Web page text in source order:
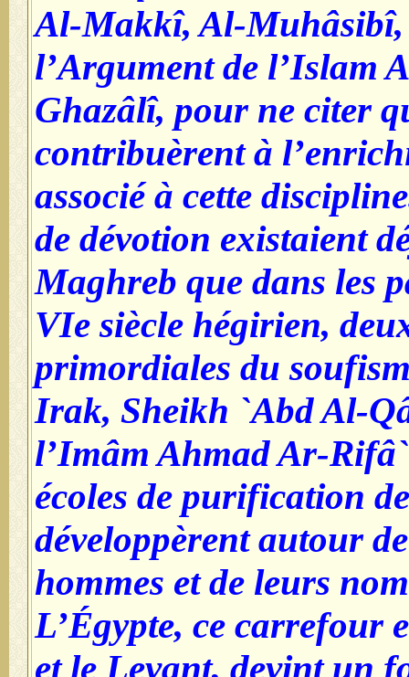
Al-Makkî, Al-
l’Argument de l’Islam
Ghazâlî, pour ne citer
contribuèrent à
associé à cette
de dévotion existaient
Maghreb que dans les
VIe siècle hégirien,
primordiales du
Irak, Sheikh `Abd Al-
l’Imâm Ahmad Ar-
écoles de purification
développèrent autour
hommes et de leurs
L’Égypte, ce carrefour
et le Levant, devint un